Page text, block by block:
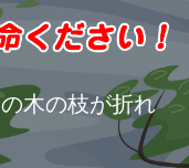
木の枝が折れ